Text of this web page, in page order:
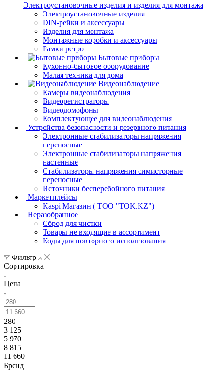
Электроустановочные изделия и изделия для монтажа
Электроустановочные изделия
DIN-рейки и аксессуары
Изделия для монтажа
Монтажные коробки и аксессуары
Рамки ретро
Бытовые приборы
Кухонно-бытовое оборудование
Малая техника для дома
Видеонаблюдение
Камеры видеонаблюдения
Видеорегистраторы
Видеодомофоны
Комплектующее для видеонаблюдения
Устройства безопасности и резервного питания
Электронные стабилизаторы напряжения
переносные
Электронные стабилизаторы напряжения
настенные
Стабилизаторы напряжения симисторные
переносные
Источники бесперебойного питания
Маркетплейсы
Kaspi Магазин ( ТОО "TOK.KZ")
Неразобранное
Сброд для чистки
Товары не входящие в ассортимент
Коды для повторного использования
Фильтр
Сортировка
Цена
280
3 125
5 970
8 815
11 660
Бренд